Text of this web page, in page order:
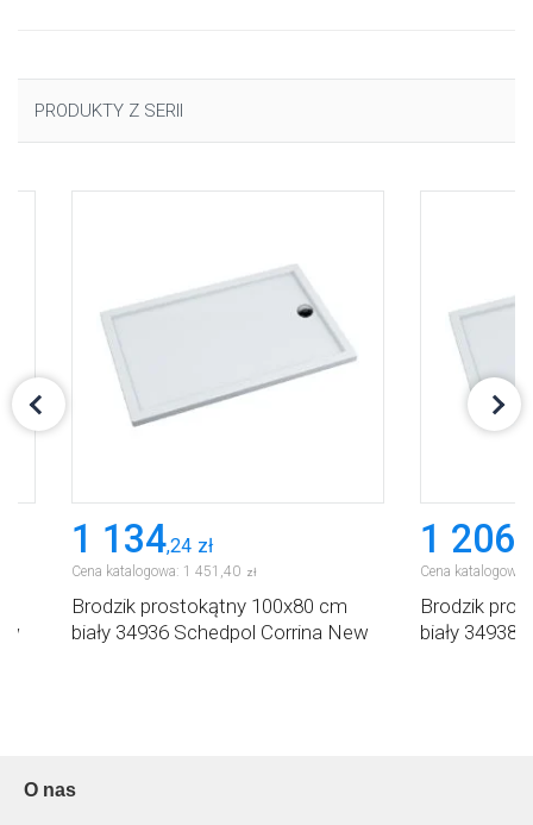
PRODUKTY Z SERII
1 134,24 zł
Cena katalogowa: 1 451 40 zł
Brodzik prostokątny 100x80 cm
biały 34936 Schedpol Corrina New
1 206
Cena katalogowa:
Brodzik
biały 34938
O nas